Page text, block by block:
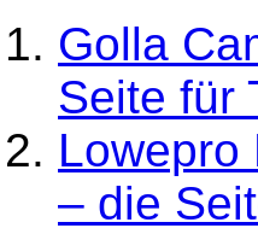
Golla
Seite für
Lowepro
– die